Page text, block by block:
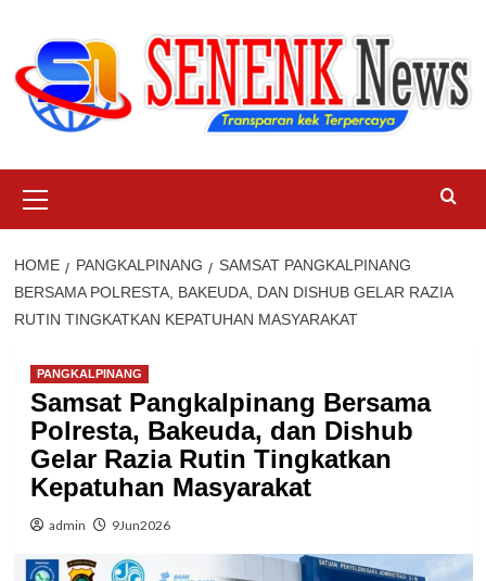
content
Menu
HOME PANGKALPINANG
SAMSAT PANGKALPINANG
BERSAMA POLRESTA, BAKEUDA, DAN DISHUB GELAR RAZIA
RUTIN TINGKATKAN KEPATUHAN MASYARAKAT
PANGKALPINANG
Samsat Pangkalpinang Bersama
Polresta, Bakeuda, dan Dishub
Gelar Razia Rutin Tingkatkan
Kepatuhan Masyarakat
admin 9Jun2026